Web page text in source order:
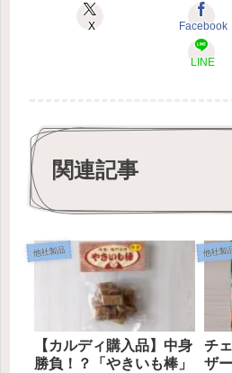
X Facebook
LINE
関連記事
他社製品
【カルディ購入品】中身
勝負！？「やきいも棒」
他社製
チ
ザ